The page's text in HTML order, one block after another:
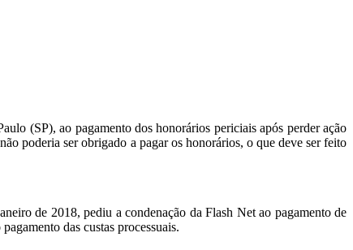
(SP), ao pagamento dos honorários periciais após perder ação
poderia ser obrigado a pagar os honorários, o que deve ser feito
de 2018, pediu a condenação da Flash Net ao pagamento de
das custas processuais.